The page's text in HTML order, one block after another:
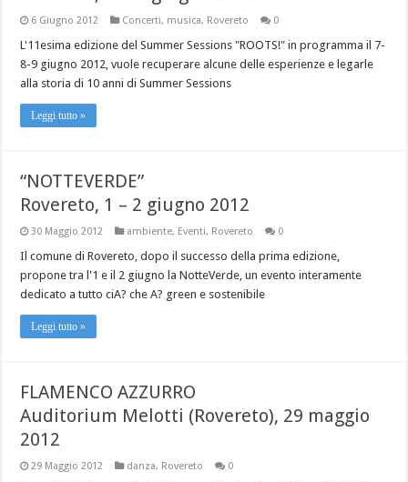
6 Giugno 2012 Concerti, musica, Rovereto 0
L'11esima edizione del Summer Sessions "ROOTS!" in programma il 7-
8-9 giugno 2012, vuole recuperare alcune delle esperienze e legarle
alla storia di 10 anni di Summer Sessions
Leggi tutto »
“NOTTEVERDE”
Rovereto, 1 – 2 giugno 2012
30 Maggio 2012 ambiente, Eventi, Rovereto 0
Il comune di Rovereto, dopo il successo della prima edizione,
propone tra l'1 e il 2 giugno la NotteVerde, un evento interamente
dedicato a tutto ciA? che A? green e sostenibile
Leggi tutto »
FLAMENCO AZZURRO
Auditorium Melotti (Rovereto), 29 maggio
2012
29 Maggio 2012 danza, Rovereto 0